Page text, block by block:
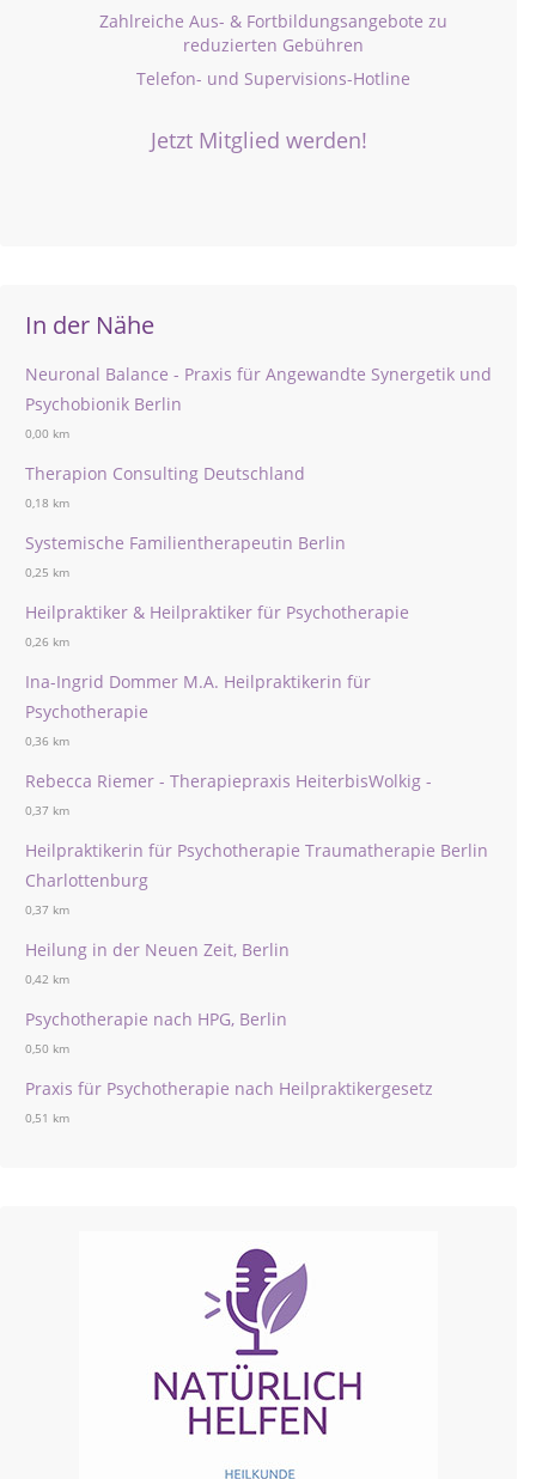
Zahlreiche Aus- & Fortbildungsangebote zu
reduzierten Gebühren
Telefon- und Supervisions-Hotline
Jetzt Mitglied werden!
In der Nähe
Neuronal Balance - Praxis für Angewandte Synergetik und
Psychobionik Berlin
0,00 km
Therapion Consulting Deutschland
0,18 km
Systemische Familientherapeutin Berlin
0,25 km
Heilpraktiker & Heilpraktiker für Psychotherapie
0,26 km
Ina-Ingrid Dommer M.A. Heilpraktikerin für
Psychotherapie
0,36 km
Rebecca Riemer - Therapiepraxis HeiterbisWolkig -
0,37 km
Heilpraktikerin für Psychotherapie Traumatherapie Berlin
Charlottenburg
0,37 km
Heilung in der Neuen Zeit, Berlin
0,42 km
Psychotherapie nach HPG, Berlin
0,50 km
Praxis für Psychotherapie nach Heilpraktikergesetz
0,51 km